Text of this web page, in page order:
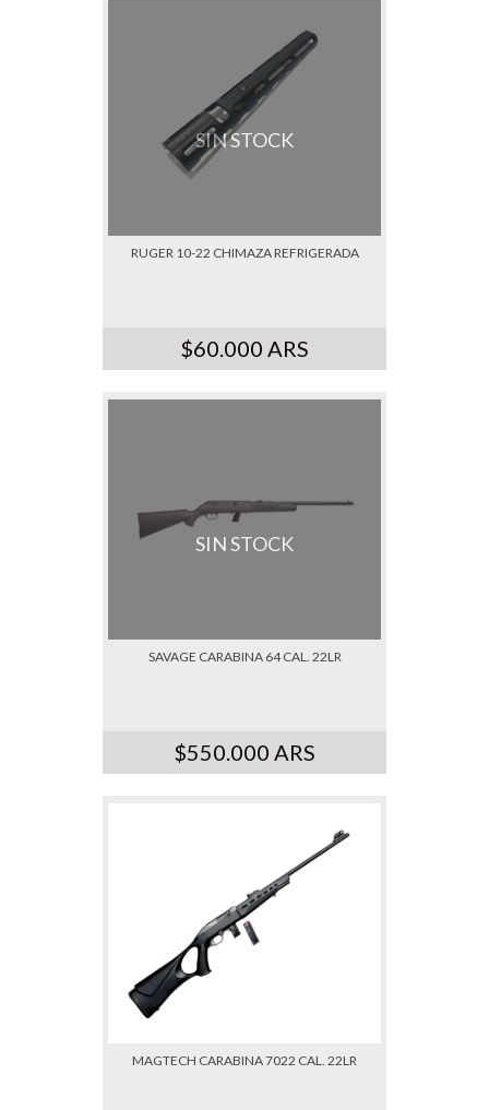
SIN STOCK
RUGER 10-22 CHIMAZA REFRIGERADA
$60.000 ARS
SIN STOCK
SAVAGE CARABINA 64 CAL. 22LR
$550.000 ARS
MAGTECH CARABINA 7022 CAL. 22LR